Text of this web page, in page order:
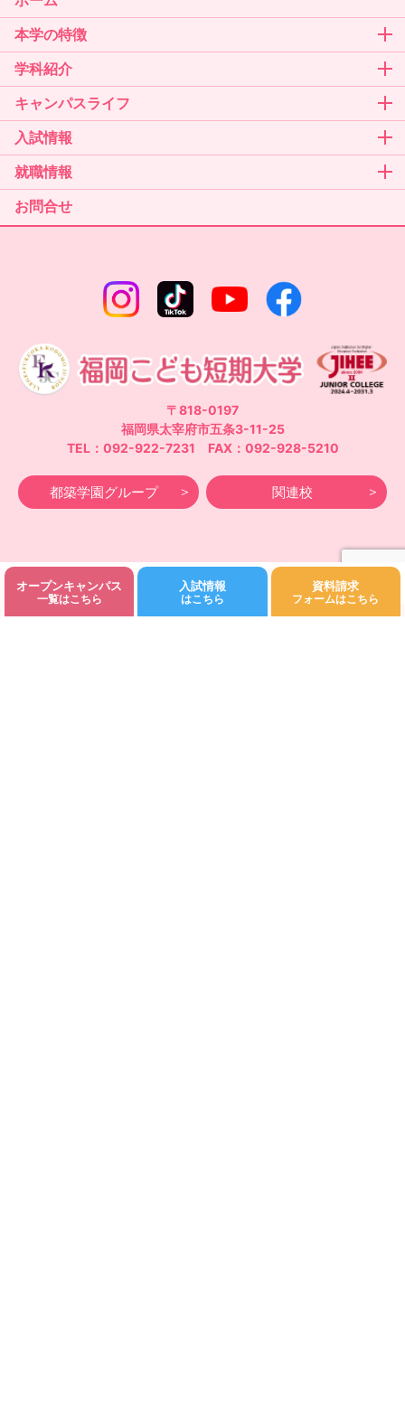
オープンキャンパス
一覧はこちら
入試情報
はこちら
資料請求
フォームはこちら
本学の特徴
学科紹介
キャンパスライフ
入試情報
就職情報
お問合せ
〒818-0197
福岡県太宰府市五条3-11-25
TEL：092-922-7231 FAX：092-928-5210
都築学園グループ 関連校
©Fukuoka Kodomo Junior College 都築学園.All rights reserved.